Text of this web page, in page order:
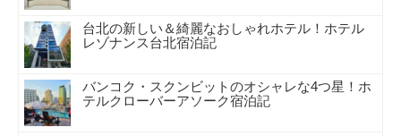
台北の新しい＆綺麗なおしゃれホテル！ホテル
レゾナンス台北宿泊記
バンコク・スクンビットのオシャレな4つ星！ホ
テルクローバーアソーク宿泊記